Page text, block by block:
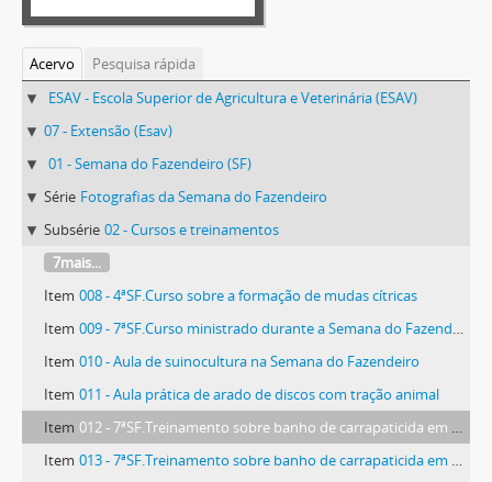
Acervo
Pesquisa rápida
ESAV - Escola Superior de Agricultura e Veterinária (ESAV)
07 - Extensão (Esav)
01 - Semana do Fazendeiro (SF)
Série Fotografias da Semana do Fazendeiro
Subsérie 02 - Cursos e treinamentos
7mais...
Item 008 - 4ªSF.Curso sobre a formação de mudas cítricas
Item 009 - 7ªSF.Curso ministrado durante a Semana do Fazendeiro
Item 010 - Aula de suinocultura na Semana do Fazendeiro
Item 011 - Aula prática de arado de discos com tração animal
Item 012 - 7ªSF.Treinamento sobre banho de carrapaticida em bovinos
Item 013 - 7ªSF.Treinamento sobre banho de carrapaticida em bovinos